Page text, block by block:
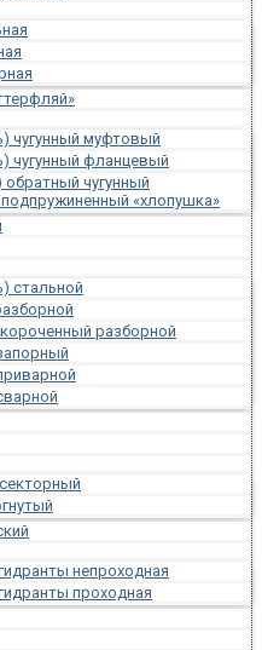
чугунный муфтовый
чугунный фланцевый
чугунный
«хлопушка»
стальной
разборной
непроходная
проходная